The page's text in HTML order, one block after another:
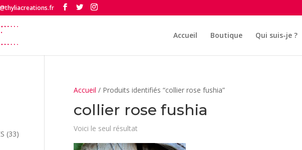
Accueil Boutique Qui suis-je ?
Accueil / Produits identifiés “collier rose fushia”
collier rose fushia
Voici le seul résultat
(33)